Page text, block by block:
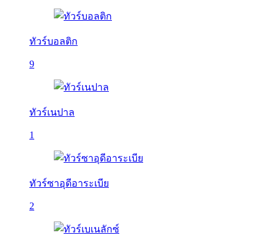
ทัวร์บอลติก
9
ทัวร์เนปาล
1
ทัวร์ซาอุดีอาระเบีย
2